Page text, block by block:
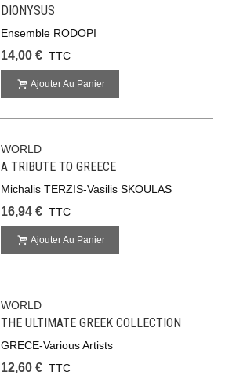
DIONYSUS
Ensemble RODOPI
14,00 € TTC
Ajouter Au Panier
WORLD
A TRIBUTE TO GREECE
Michalis TERZIS-Vasilis SKOULAS
16,94 € TTC
Ajouter Au Panier
WORLD
THE ULTIMATE GREEK COLLECTION
GRECE-Various Artists
12,60 € TTC